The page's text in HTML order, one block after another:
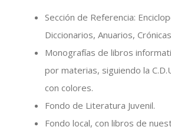
Sección de Referencia:
Diccionarios, Anuarios,
Monografías de libros
por materias, siguiendo la
con colores.
Fondo de Literatura Juvenil.
Fondo local, con libros de